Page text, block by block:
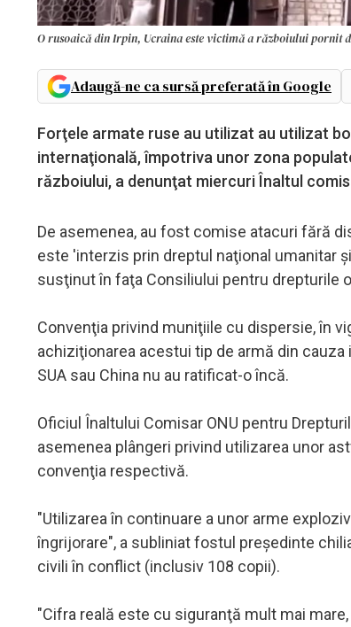
O rusoaică din Irpin, Ucraina este victimă a războiului pornit
Adaugă-ne ca sursă preferată în Google
Forţele armate ruse au utilizat au utilizat
internaţională, împotriva unor zona
războiului, a denunţat miercuri Înaltul
De asemenea, au fost comise atacuri fără
este 'interzis prin dreptul naţional umanitar
susţinut în faţa Consiliului pentru drepturile
Convenţia privind muniţiile cu dispersie, în
achiziţionarea acestui tip de armă din
SUA sau China nu au ratificat-o încă.
Oficiul Înaltului Comisar ONU pentru
asemenea plângeri privind utilizarea unor
convenţia respectivă.
"Utilizarea în continuare a unor arme
îngrijorare", a subliniat fostul preşedinte
civili în conflict (inclusiv 108 copii).
"Cifra reală este cu siguranţă mult mai